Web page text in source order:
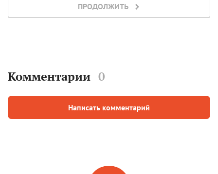
ПРОДОЛЖИТЬ
Комментарии 0
Написать комментарий